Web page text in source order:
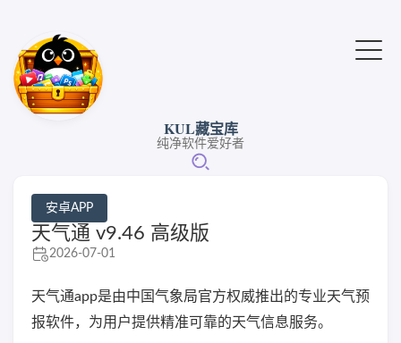
KUL藏宝库
纯净软件爱好者
安卓APP
天气通 v9.46 高级版
2026-07-01
天气通app是由中国气象局官方权威推出的专业天气预
报软件，为用户提供精准可靠的天气信息服务。